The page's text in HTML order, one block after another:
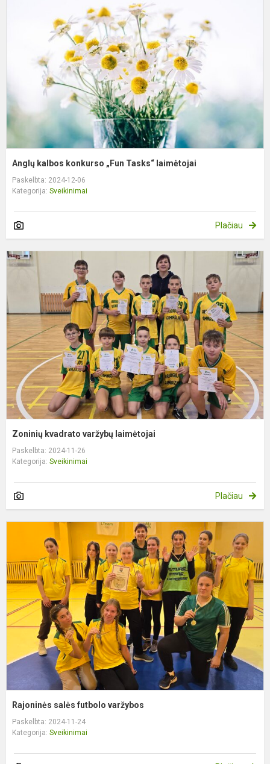
Anglų kalbos konkurso „Fun Tasks“ laimėtojai
Paskelbta: 2024-12-06
Kategorija: Sveikinimai
Plačiau
Zoninių kvadrato varžybų laimėtojai
Paskelbta: 2024-11-26
Kategorija: Sveikinimai
Plačiau
Rajoninės salės futbolo varžybos
Paskelbta: 2024-11-24
Kategorija: Sveikinimai